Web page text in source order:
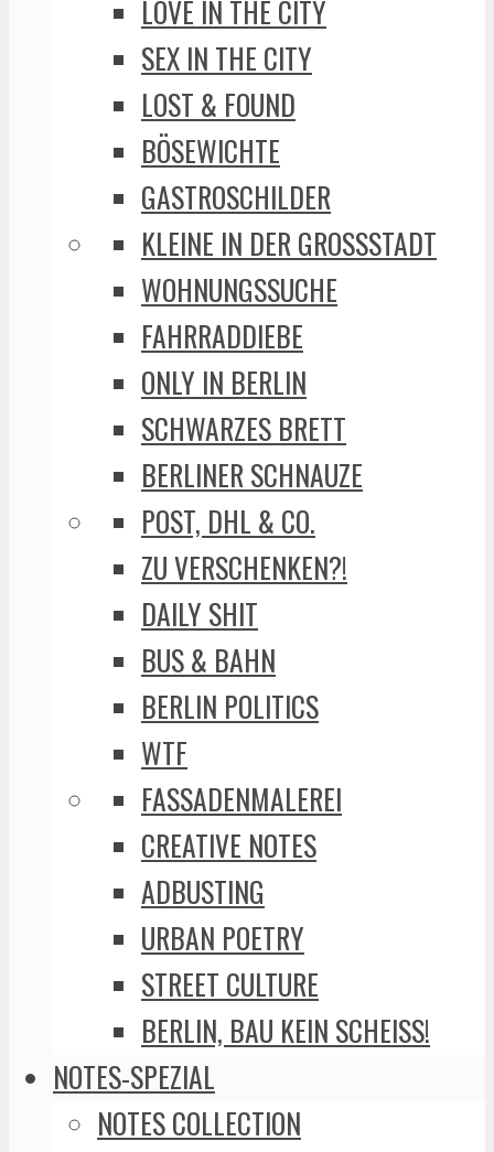
LOVE IN THE CITY
SEX IN THE CITY
LOST & FOUND
BÖSEWICHTE
GASTROSCHILDER
KLEINE IN DER GROSSSTADT
WOHNUNGSSUCHE
FAHRRADDIEBE
ONLY IN BERLIN
SCHWARZES BRETT
BERLINER SCHNAUZE
POST, DHL & CO.
ZU VERSCHENKEN?!
DAILY SHIT
BUS & BAHN
BERLIN POLITICS
WTF
FASSADENMALEREI
CREATIVE NOTES
ADBUSTING
URBAN POETRY
STREET CULTURE
BERLIN, BAU KEIN SCHEISS!
NOTES-SPEZIAL
NOTES COLLECTION